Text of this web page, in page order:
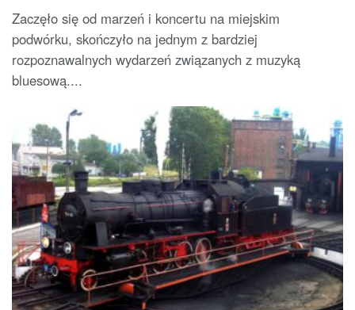
Zaczęło się od marzeń i koncertu na miejskim
podwórku, skończyło na jednym z bardziej
rozpoznawalnych wydarzeń związanych z muzyką
bluesową....